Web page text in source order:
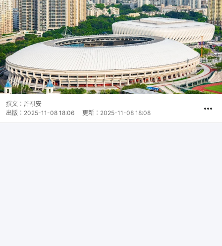
撰文： 許祺安
出版： 2025-11-08 18:06 更新： 2025-11-08 18:08